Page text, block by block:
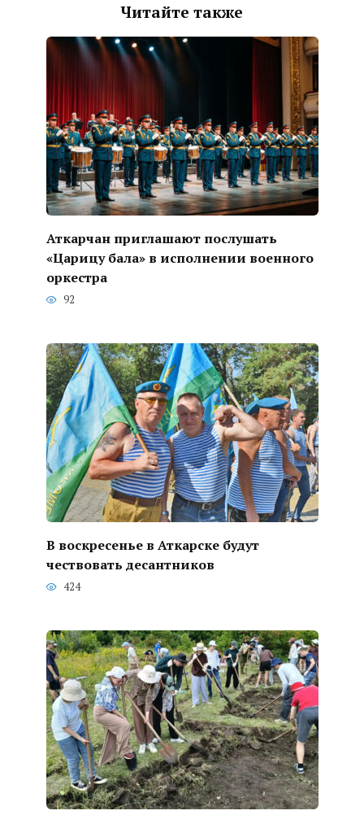
Читайте также
Аткарчан приглашают послушать
«Царицу бала» в исполнении военного
оркестра
92
В воскресенье в Аткарске будут
чествовать десантников
424